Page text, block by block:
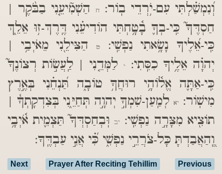
וְ֝נִמְשַׁ֗לְתִּי עִם-יֹ֥רְדֵי בֽוֹר:ח
הַשְׁמִ֘יעֵ֤נִי בַבֹּ֨קֶר |
חַסְדֶּךָ֮ כִּֽי-בְךָ֪ בָ֫טָ֥חְתִּי הוֹדִיעֵ֗נִי דֶּֽרֶךְ-ז֥וּ אֵלֵ֑ךְ
כִּֽי-אֵ֝לֶיךָ נָשָׂ֥אתִי נַפְשִֽׁי:
ט
הַצִּילֵ֖נִי מֵאֹיְבַ֥י |
יְהוָ֗ה אֵלֶ֥יךָ כִסִּֽתִי:י
לַמְּדֵ֤נִי | לַֽעֲשׂ֣וֹת רְצוֹנֶךָ֮
כִּֽי-אַתָּ֪ה אֱל֫וֹהָ֥י רוּחֲךָ֥ טוֹבָ֑ה תַּ֝נְחֵ֗נִי בְּאֶ֣רֶץ
מִישֽׁוֹר: יא לְמַֽעַן-שִׁמְךָ֣ יְהוָ֣ה תְּחַיֵּ֑נִי בְּצִדְקָתְךָ֓ |
תוֹצִ֖יא מִצָּרָ֣ה נַפְשִֽׁי: יב וּֽבְחַסְדְּךָ֮ תַּצְמִ֪ית אֹ֫יְבָ֥י
וְֽ֭הַאֲבַדְתָּ כָּל-צֹרֲרֵ֣י נַפְשִׁ֑י כִּ֝֗י אֲנִ֣י עַבְדֶּֽךָ:
Previous
Next Prayer After Reciting Tehillim